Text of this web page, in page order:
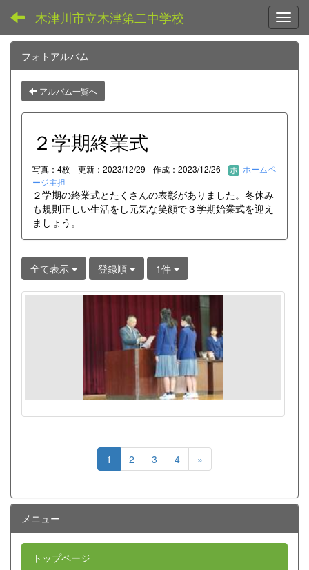
木津川市立木津第二中学校
フォトアルバム
アルバム一覧へ
２学期終業式
写真：4枚 更新：2023/12/29 作成：2023/12/26
ホームペ
ージ主担
２学期の終業式とたくさんの表彰がありました。冬休み
も規則正しい生活をし元気な笑顔で３学期始業式を迎え
ましょう。
全て表示 登録順 1件
1 2 3 4 »
メニュー
トップページ